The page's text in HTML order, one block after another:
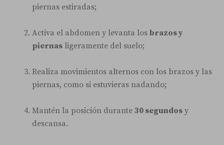
piernas estiradas;
Activa el abdomen y levanta los brazos y
piernas ligeramente del suelo;
Realiza movimientos alternos con los brazos y las
piernas, como si estuvieras nadando;
Mantén la posición durante 30 segundos y
descansa.